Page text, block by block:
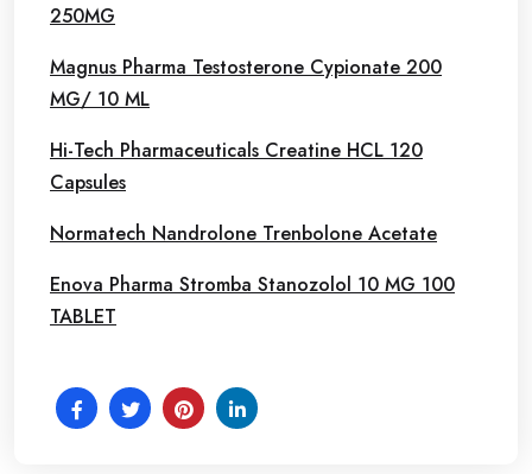
250MG
Magnus Pharma Testosterone Cypionate 200
MG/ 10 ML
Hi-Tech Pharmaceuticals Creatine HCL 120
Capsules
Normatech Nandrolone Trenbolone Acetate
Enova Pharma Stromba Stanozolol 10 MG 100
TABLET